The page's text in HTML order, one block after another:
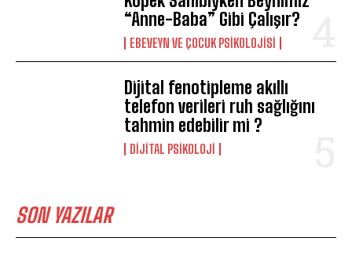
“Anne-Baba” Gibi Çalışır?
EBEVEYN VE ÇOCUK PSIKOLOJISI
Dijital fenotipleme akıllı
telefon verileri ruh sağlığını
tahmin edebilir mi ?
DIJITAL PSIKOLOJI
SON YAZILAR